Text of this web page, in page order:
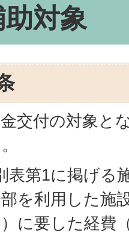
対象
交付の対象と
表第1に掲げる
を利用した施
）に要した経費